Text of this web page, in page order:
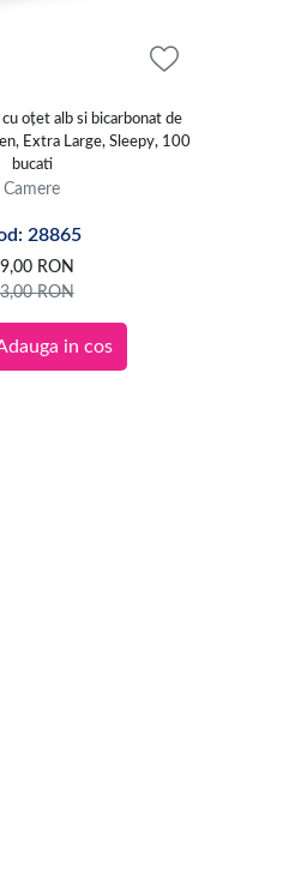
oțet alb si bicarbonat de
Extra Large, Sleepy, 100
bucati
Camere
28865
RON
RON
in cos